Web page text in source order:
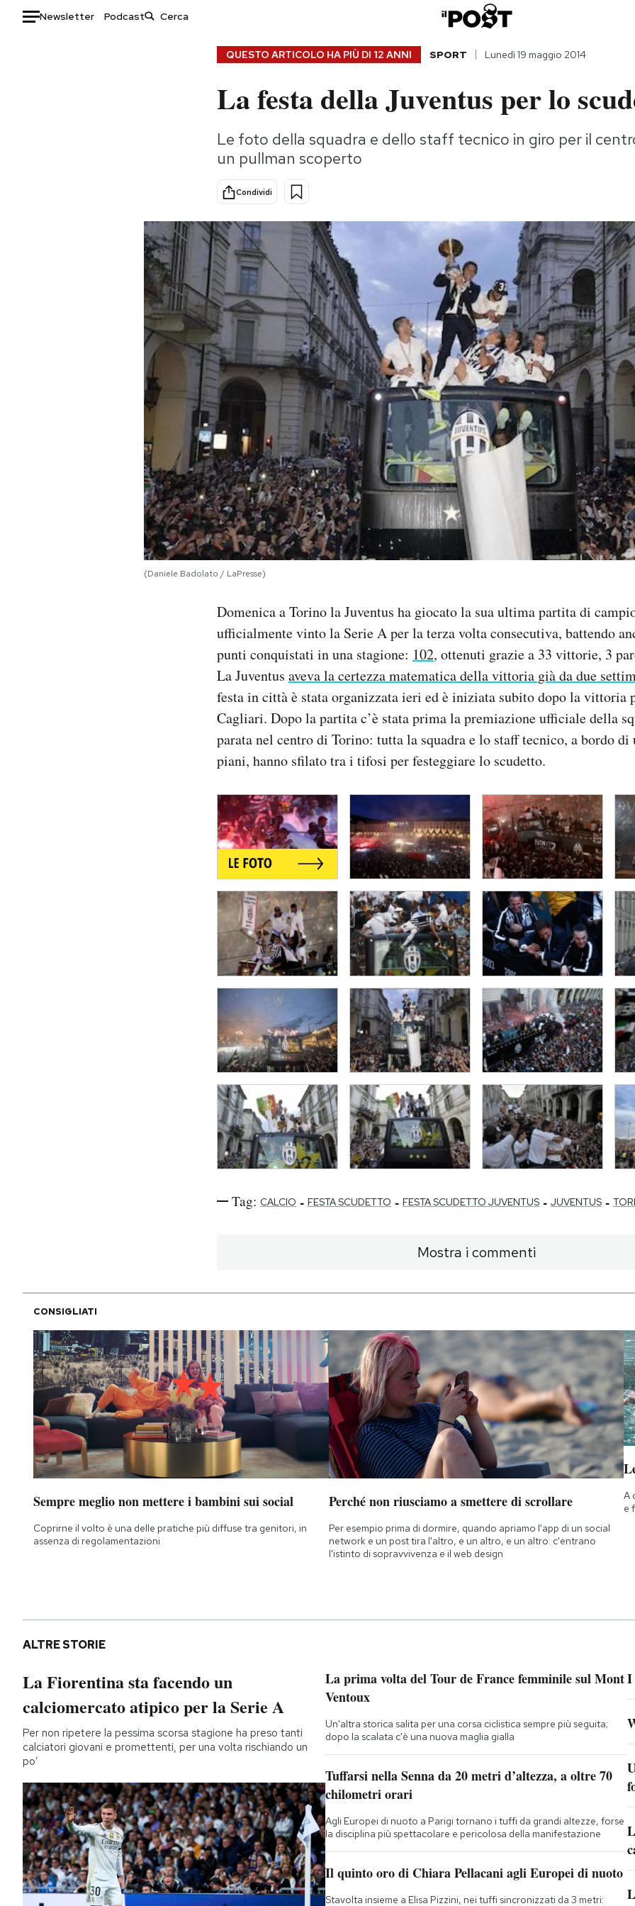
Newsletter Podcast
Consumismi
Storie/Idee
Ok Boomer!
Media
Europa
Altrecose
Mondiali calcio 2026
AREA PERSONALE
QUESTO ARTICOLO HA PIÙ DI 12 ANNI SPORT Lunedì 19 maggio 2014
La festa della Juventus per lo
Le foto della squadra e dello staff tecnico in giro per il
un pullman scoperto
Condividi
(Daniele Badolato / LaPresse)
Domenica a Torino la Juventus ha giocato la sua ultima partita di
ufficialmente vinto la Serie A per la terza volta consecutiva, battendo
punti conquistati in una stagione: 102, ottenuti grazie a 33 vittorie, 3
La Juventus aveva la certezza matematica della vittoria già da due
festa in città è stata organizzata ieri ed è iniziata subito dopo la vittoria
Cagliari. Dopo la partita c’è stata prima la premiazione ufficiale della
parata nel centro di Torino: tutta la squadra e lo staff tecnico, a bordo di
piani, hanno sfilato tra i tifosi per festeggiare lo scudetto.
Tag: CALCIO - FESTA SCUDETTO - FESTA SCUDETTO JUVENTUS - JUVENTUS -
Mostra i commenti
CONSIGLIATI
Sempre meglio non mettere i bambini sui social
Coprirne il volto è una delle pratiche più diffuse tra genitori, in
assenza di regolamentazioni
Perché non riusciamo a smettere di scrollare
Per esempio prima di dormire, quando apriamo l'app di un social
network e un post tira l'altro, e un altro, e un altro: c'entrano
l'istinto di sopravvivenza e il web design
A
e
ALTRE STORIE
La Fiorentina sta facendo un
calciomercato atipico per la Serie A
Per non ripetere la pessima scorsa stagione ha preso tanti
calciatori giovani e promettenti, per una volta rischiando un
po’
La prima volta del Tour de France femminile sul Mont
Ventoux
Un'altra storica salita per una corsa ciclistica sempre più seguita;
dopo la scalata c'è una nuova maglia gialla
Tuffarsi nella Senna da 20 metri d’altezza, a oltre 70
chilometri orari
Agli Europei di nuoto a Parigi tornano i tuffi da grandi altezze, forse
la disciplina più spettacolare e pericolosa della manifestazione
Il quinto oro di Chiara Pellacani agli Europei di nuoto
Stavolta insieme a Elisa Pizzini, nei tuffi sincronizzati da 3 metri:
I